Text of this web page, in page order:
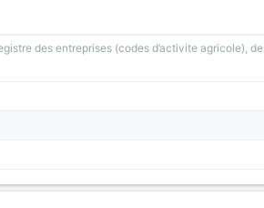
des entreprises (codes d’activite agricole),